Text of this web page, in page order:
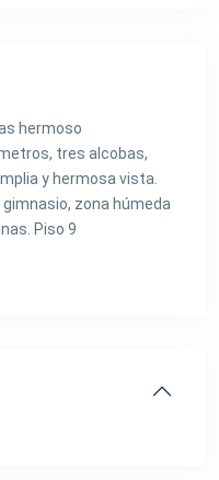
hermoso
tres alcobas,
y hermosa vista.
gimnasio, zona húmeda
Piso 9